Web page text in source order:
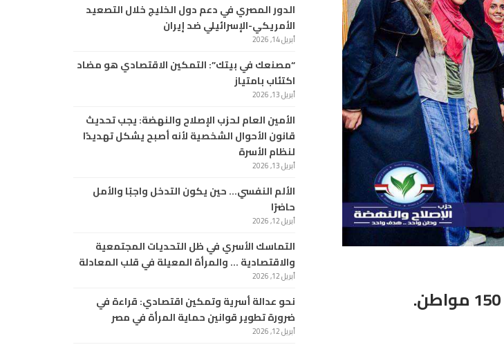
الدور المصري في دعم دول الخليج خلال التصعيد
الأمريكي-الإسرائيلي ضد إيران
أبريل 14, 2026
“مصنعك في بيتك”: التمكين الاقتصادي هو مضاد
اكتئاب بامتياز
أبريل 13, 2026
الأمين العام لحزب الإصلاح والنهضة: يجب تحديث
قانون الأحوال الشخصية لأنه أصبح يشكل تهديدًا
لنظام الأسرة
أبريل 13, 2026
الألم النفسي… حين يكون التدخل واجبًا والأمل
حاضرًا
أبريل 12, 2026
التماسك الأسري في ظل التحديات المجتمعية
والاقتصادية … والمرأة المعيلة في قلب المعادلة
أبريل 12, 2026
نحو عدالة أسرية وتمكين اقتصادي: قراءة في
ضرورة تطوير قوانين حماية المرأة في مصر
أبريل 12, 2026